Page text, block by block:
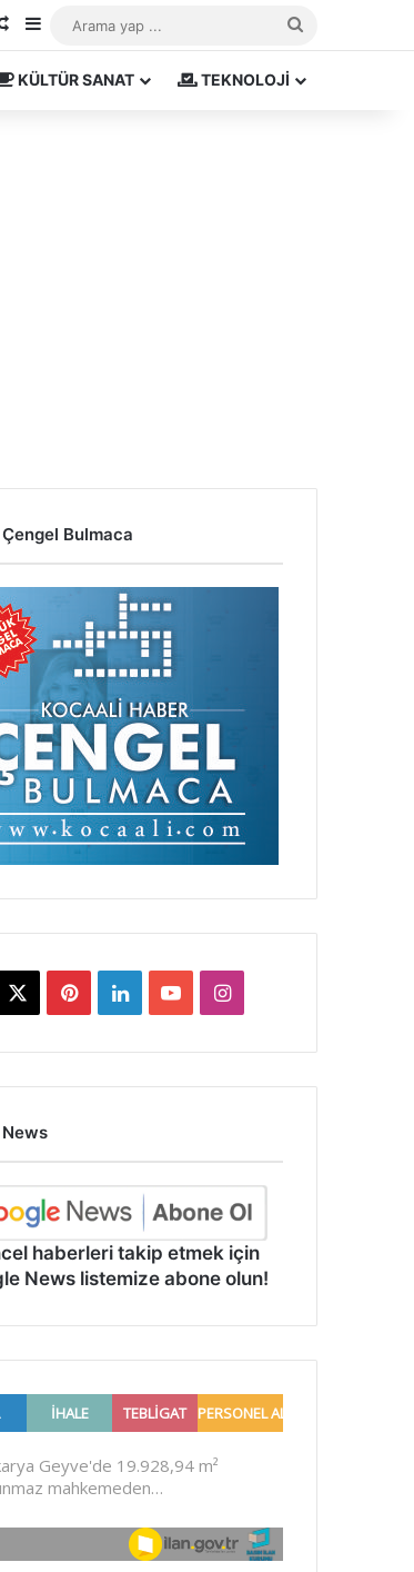
Ol
Rastgele Makale
Kenar Bölmesi
KÜLTÜR SANAT TEKNOLOJİ
Bulmaca
PinterestLinkedInYouTubeInstagram
haberleri takip etmek için
News listemize abone olun!